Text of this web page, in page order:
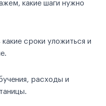
какие шаги нужно
сроки уложиться и
расходы и